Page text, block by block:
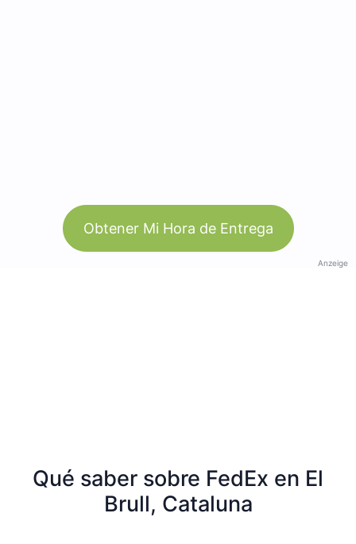
Obtener Mi Hora de Entrega
Anzeige
Qué saber sobre FedEx en El
Brull, Cataluna